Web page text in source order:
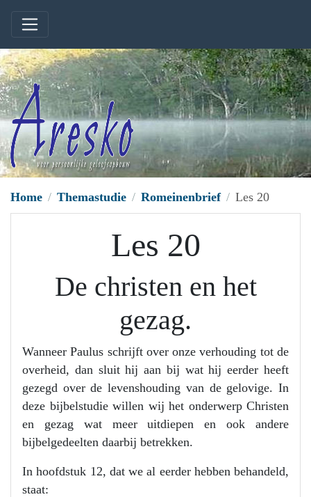
Home Themastudie Romeinenbrief Les 20
Les 20
De christen en het
gezag.
Wanneer Paulus schrijft over onze verhouding tot de
overheid, dan sluit hij aan bij wat hij eerder heeft
gezegd over de levenshouding van de gelovige. In
deze bijbelstudie willen wij het onderwerp Christen
en gezag wat meer uitdiepen en ook andere
bijbelgedeelten daarbij betrekken.
In hoofdstuk 12, dat we al eerder hebben behandeld,
staat: